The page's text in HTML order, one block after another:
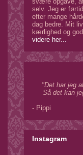
selv. Jeg er
efter mange
dag bedre. Mit
kærlighed og
videre her...
"Det har jeg
Så det kan
- Pippi
Instagram